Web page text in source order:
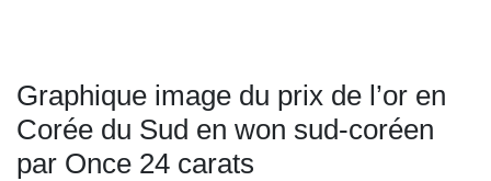
Graphique image du prix de l’or en
Corée du Sud en won sud-coréen
par Once 24 carats